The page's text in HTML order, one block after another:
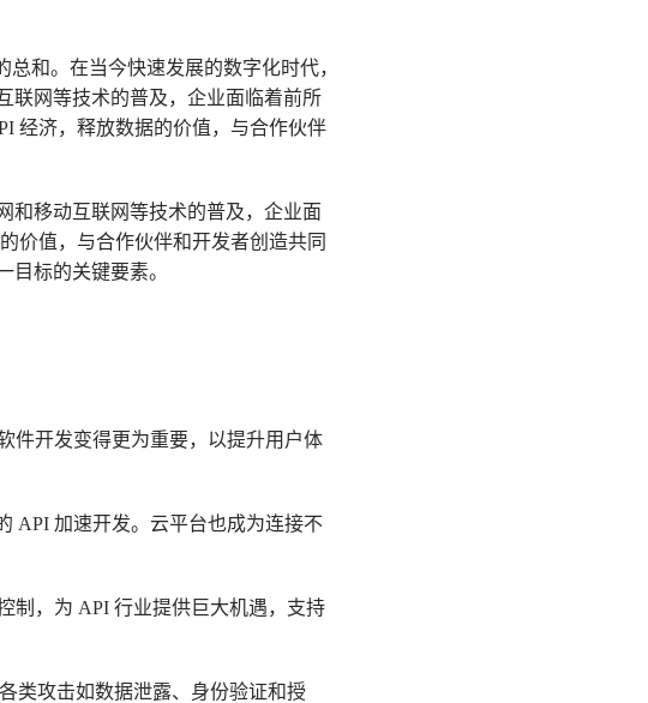
和。在当今快速发展的数字化时代，
联网等技术的普及，企业面临着前所
经济，释放数据的价值，与合作伙伴
和移动互联网等技术的普及，企业面
价值，与合作伙伴和开发者创造共同
目标的关键要素。
件开发变得更为重要，以提升用户体
API 加速开发。云平台也成为连接不
制，为 API 行业提供巨大机遇，支持
类攻击如数据泄露、身份验证和授